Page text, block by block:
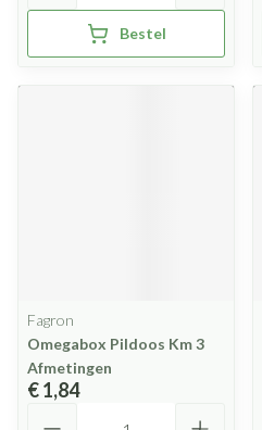
Bestel
Fagron
Omegabox Pildoos Km 3
Afmetingen
€ 1,84